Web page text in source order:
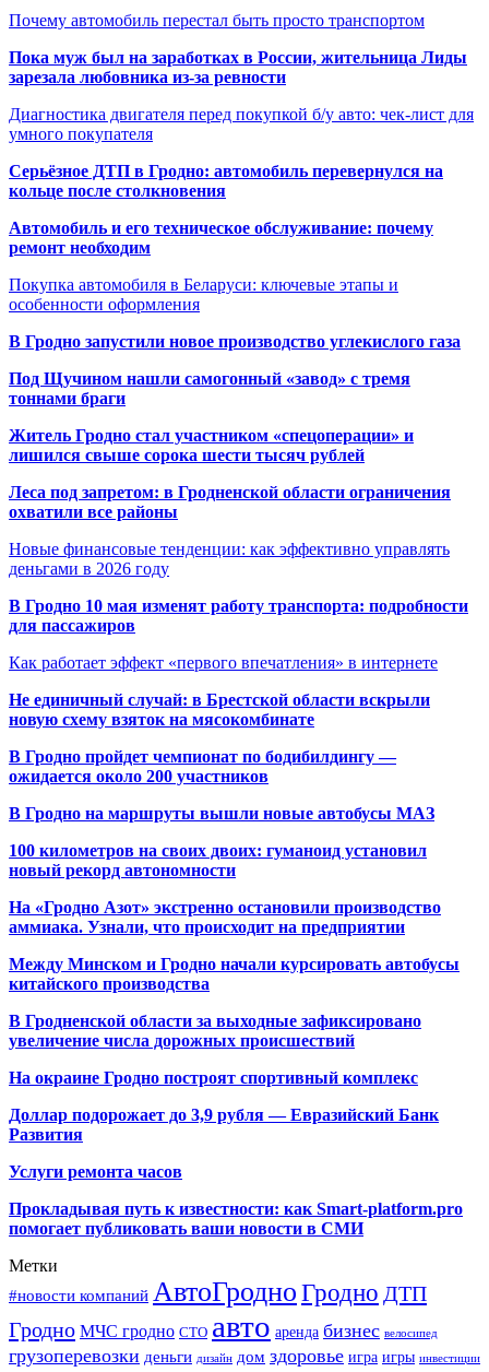
Почему автомобиль перестал быть просто транспортом
Пока муж был на заработках в России, жительница Лиды
зарезала любовника из-за ревности
Диагностика двигателя перед покупкой б/у авто: чек-лист для
умного покупателя
Серьёзное ДТП в Гродно: автомобиль перевернулся на
кольце после столкновения
Автомобиль и его техническое обслуживание: почему
ремонт необходим
Покупка автомобиля в Беларуси: ключевые этапы и
особенности оформления
В Гродно запустили новое производство углекислого газа
Под Щучином нашли самогонный «завод» с тремя
тоннами браги
Житель Гродно стал участником «спецоперации» и
лишился свыше сорока шести тысяч рублей
Леса под запретом: в Гродненской области ограничения
охватили все районы
Новые финансовые тенденции: как эффективно управлять
деньгами в 2026 году
В Гродно 10 мая изменят работу транспорта: подробности
для пассажиров
Как работает эффект «первого впечатления» в интернете
Не единичный случай: в Брестской области вскрыли
новую схему взяток на мясокомбинате
В Гродно пройдет чемпионат по бодибилдингу —
ожидается около 200 участников
В Гродно на маршруты вышли новые автобусы МАЗ
100 километров на своих двоих: гуманоид установил
новый рекорд автономности
На «Гродно Азот» экстренно остановили производство
аммиака. Узнали, что происходит на предприятии
Между Минском и Гродно начали курсировать автобусы
китайского производства
В Гродненской области за выходные зафиксировано
увеличение числа дорожных происшествий
На окраине Гродно построят спортивный комплекс
Доллар подорожает до 3,9 рубля — Евразийский Банк
Развития
Услуги ремонта часов
Прокладывая путь к известности: как Smart-platform.pro
помогает публиковать ваши новости в СМИ
Метки
#новости компаний АвтоГродноГродно ДТП
Гродно МЧС гродно СТО авто аренда бизнес велосипед
грузоперевозки деньги дизайн дом здоровье игра игры инвестиции